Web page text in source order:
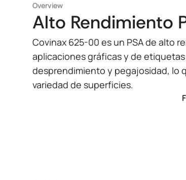
Overview
Alto Rendimiento
Covinax 625-00 es un PSA de alto
aplicaciones gráficas y de
desprendimiento y pegajosidad, lo
variedad de superficies.